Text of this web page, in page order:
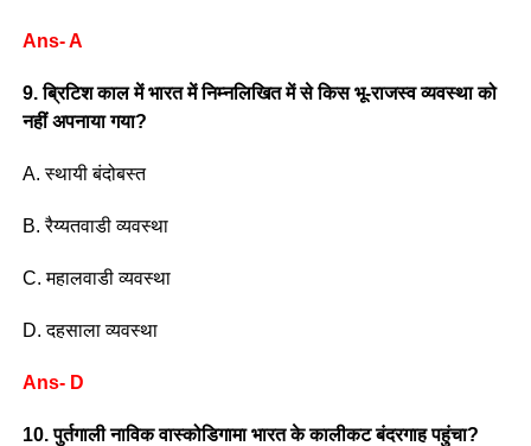
Ans- A
9. ब्रिटिश काल में भारत में निम्नलिखित में से किस भू-राजस्व व्यवस्था को
नहीं अपनाया गया?
A. स्थायी बंदोबस्त
B. रैय्यतवाडी व्यवस्था
C. महालवाडी व्यवस्था
D. दहसाला व्यवस्था
Ans- D
10. पुर्तगाली नाविक वास्कोडिगामा भारत के कालीकट बंदरगाह पहुंचा?